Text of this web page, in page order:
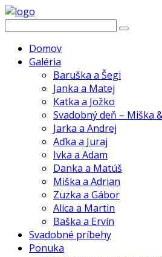
Domov
Galéria
Baruška a Šegi
Janka a Matej
Katka a Jožko
Svadobný deň – Miška
Jarka a Andrej
Aďka a Juraj
Ivka a Adam
Danka a Matúš
Miška a Adrian
Zuzka a Gábor
Alica a Martin
Baška a Ervín
Svadobné príbehy
Ponuka